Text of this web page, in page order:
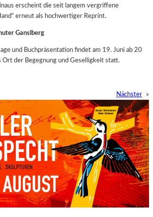
erscheint die seit langem vergriffene
erneut als hochwertiger Reprint.
Ganslberg
und Buchpräsentation findet am 19. Juni ab 20
Ort der Begegnung und Geselligkeit statt.
Nächster »